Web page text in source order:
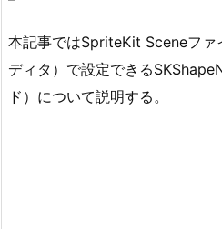
本記事ではSpriteKit Sceneファ
ディタ）で設定できる
ド）について説明する。